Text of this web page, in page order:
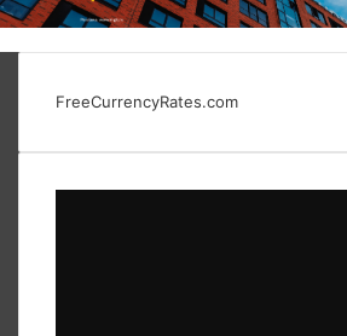
FreeCurrencyRates.com